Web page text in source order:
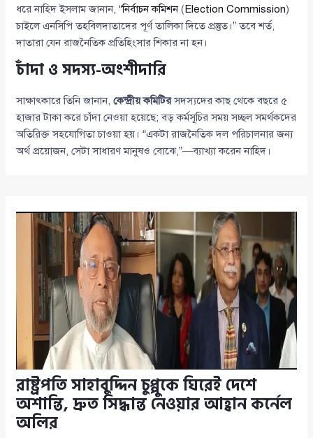
ধরে নাহিদ ইসলাম জানান, “নির্বাচন কমিশন( Election Commission)
চাইলে এনসিপি তহবিলদাতাদের পূর্ণ তালিকা দিতে প্রস্তুত।” তবে শর্ত,
দাতারা যেন রাজনৈতিক প্রতিহিংসার শিকার না হন।
চাঁদা ও সদস্য-অংশীদারি
সাক্ষাৎকারে তিনি জানান,কেন্দ্রীয় কমিটিরসদস্যদের কাছ থেকে বছরে ৫
হাজার টাকা করে চাঁদা নেওয়া হয়েছে; বড় কর্মসূচির সময় সচ্ছল সমর্থকদের
অতিরিক্ত সহযোগিতা চাওয়া হয়। “একটা রাজনৈতিক দল পরিচালনার জন্য
অর্থ প্রয়োজন, সেটা সাধারণ মানুষও বোঝে,”—ব্যাখ্যা করেন নাহিদ।
রাষ্ট্রপতি সাহাবুদ্দিন চুপ্পুকে ঘিরেই দেশে
অশান্তি, দ্রুত সিদ্ধান্ত নেওয়ার আহ্বান কর্নেল
অলির